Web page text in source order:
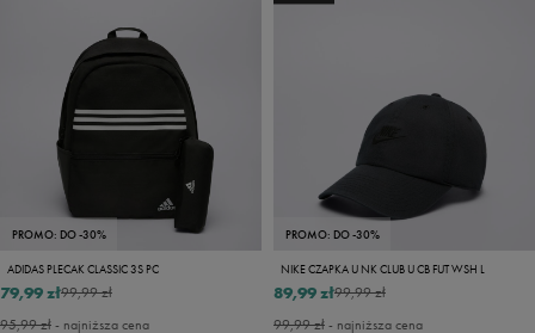
PROMO: DO -30%
ADIDAS PLECAK CLASSIC 3S PC
99,99 zł
79,99 zł
95,99 zł- najniższa cena
PROMO: DO -30%
NIKE CZAPKA U NK CLUB U CB FUT WSH L
99,99 zł
89,99 zł
99,99 zł- najniższa cena